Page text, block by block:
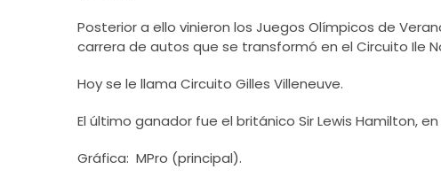
Posterior a ello vinieron los Juegos Olímpicos de
carrera de autos que se transformó en el Circuito Ile
Hoy se le llama Circuito Gilles Villeneuve.
El último ganador fue el británico Sir Lewis Hamilton, en
Gráfica: MPro (principal).